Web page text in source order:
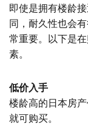
即使是拥有楼龄
同，耐久性也会
常重要。以下是
素。
低价入手
楼龄高的日本房
就可购买。